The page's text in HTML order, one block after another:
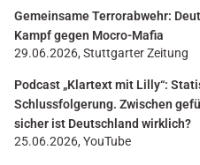
Gemeinsame Terrorabwehr:
Kampf gegen Mocro-Mafia
29.06.2026, Stuttgarter Zeitung
Podcast „Klartext mit Lilly“:
Schlussfolgerung. Zwischen
sicher ist Deutschland wirklich?
25.06.2026, YouTube